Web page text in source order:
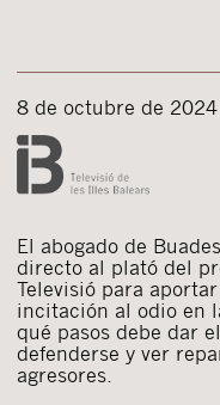
8 de octubre de 2024
El abogado de
directo al plató del
Televisió para
incitación al odio en
qué pasos debe dar
defenderse y ver
agresores.